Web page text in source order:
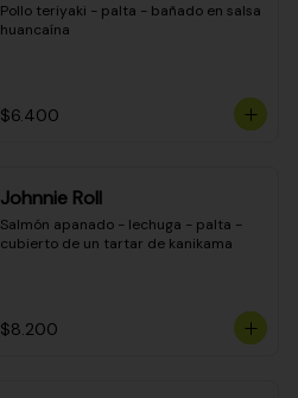
Pollo teriyaki - palta - bañado en salsa
huancaína
$6.400
Johnnie Roll
Salmón apanado - lechuga - palta -
cubierto de un tartar de kanikama
$8.200